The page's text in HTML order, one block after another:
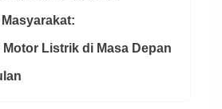
Motor Listrik di Masa Depan